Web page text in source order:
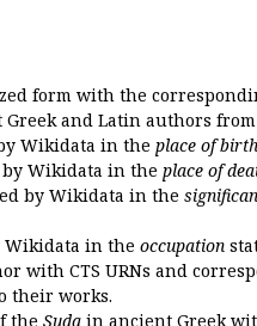
form with the
and Latin authors from
Wikidata in the place of birth
Wikidata in the place of
by Wikidata in the
Wikidata in the occupation
with CTS URNs and
their works.
the Suda in ancient Greek